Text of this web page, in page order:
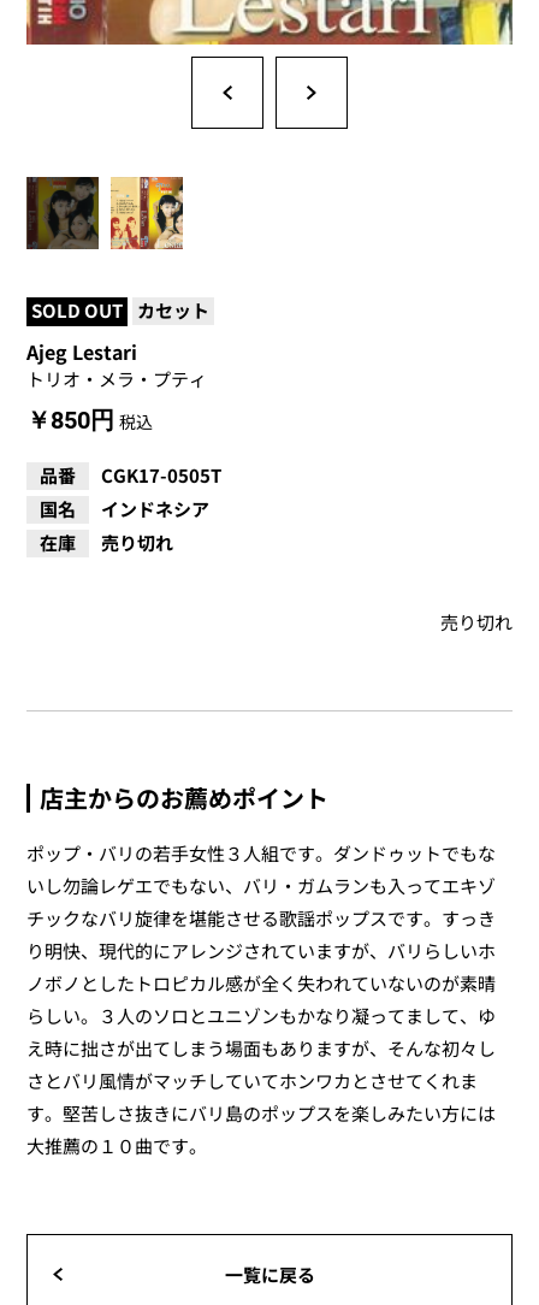
SOLD OUT カセット
Ajeg Lestari
トリオ・メラ・プティ
￥850円 税込
品番
CGK17-0505T
国名
インドネシア
在庫
売り切れ
売り切れ
店主からのお薦めポイント
ポップ・バリの若手女性３人組です。ダンドゥットでもな
いし勿論レゲエでもない、バリ・ガムランも入ってエキゾ
チックなバリ旋律を堪能させる歌謡ポップスです。すっき
り明快、現代的にアレンジされていますが、バリらしいホ
ノボノとしたトロピカル感が全く失われていないのが素晴
らしい。３人のソロとユニゾンもかなり凝ってまして、ゆ
え時に拙さが出てしまう場面もありますが、そんな初々し
さとバリ風情がマッチしていてホンワカとさせてくれま
す。堅苦しさ抜きにバリ島のポップスを楽しみたい方には
大推薦の１０曲です。
一覧に戻る